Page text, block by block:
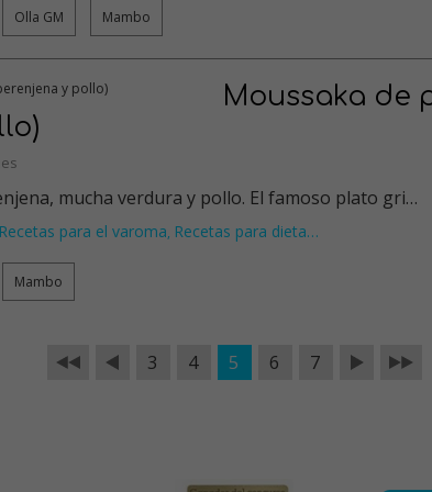
Olla GM Mambo
Moussaka de
mucha verdura y pollo. El famoso plato gri…
Recetas para el varoma, Recetas para dieta…
Mambo
3 4 5 6 7